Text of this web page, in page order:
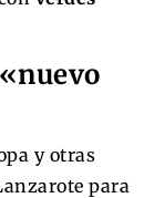
y otras
para